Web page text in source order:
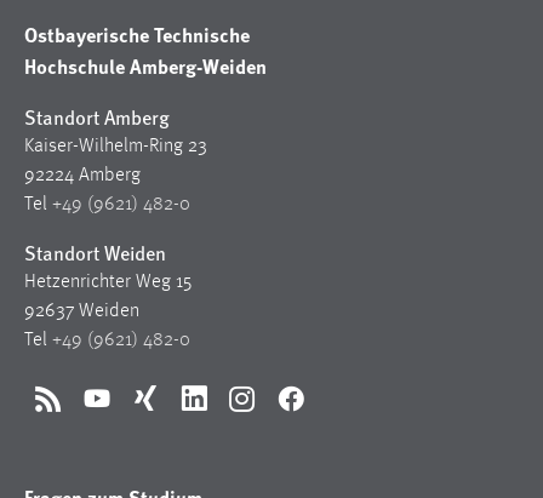
Ostbayerische Technische
Hochschule Amberg-Weiden
Standort Amberg
Kaiser-Wilhelm-Ring 23
92224 Amberg
Tel +49 (9621) 482-0
Standort Weiden
Hetzenrichter Weg 15
92637 Weiden
Tel +49 (9621) 482-0
RSS YouTubeXing LinkedInInstagramFacebook
Chat
MibewSessionID, MIBEW_UserID, mibew_locale, mibew-
chat-frame-style-5e9dbeb1811c0446
Zweck:
Wird benötigt um die Chatfunktion nutzen zu können.
Cookie Laufzeit:
MibewSessionID, mibew-chat-frame-style-
5e9dbeb1811c0446 = Sitzungslaufzeit, mibew_locale = 3
Jahre, MIBEW_UserID = 1 Jahr
Login